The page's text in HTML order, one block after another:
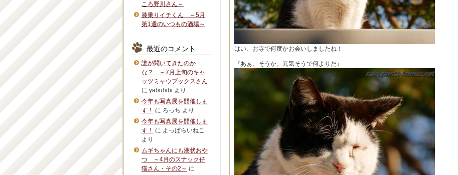
はい、お寺で何度かお会いしましたね！
『あぁ、そうか。元気そうで何よりだ』
ころ野川さん～
膝乗りイチくん ～5月
第1週のいつもの酒場～
最近のコメント
誰が聞いてきたのか
な？ ～7月上旬のキャ
ッツミャウブックスさん
に yabuhibi より
今年も写真展を開催しま
す！
に ろっち より
今年も写真展を開催しま
す！
に よっぱらいねこ
より
ムギちゃんにも液状おや
つ ～4月のスナック仔
猫さん・その2～ に